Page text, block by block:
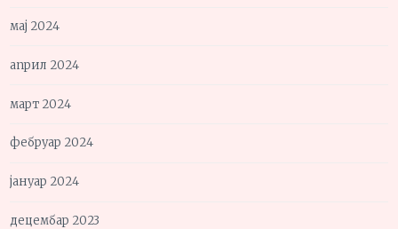
мај 2024
април 2024
март 2024
фебруар 2024
јануар 2024
децембар 2023